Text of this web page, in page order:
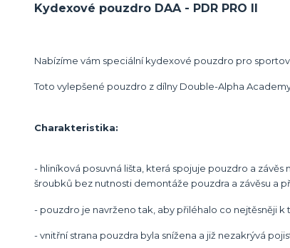
Kydexové pouzdro DAA - PDR PRO II
Nabízíme vám speciální kydexové pouzdro pro
Toto vylepšené pouzdro z dílny Double-Alpha
Charakteristika:
- hliníková posuvná lišta, která spojuje pouzdro a
šroubků bez nutnosti demontáže pouzdra a závěsu a
- pouzdro je navrženo tak, aby přiléhalo co nejtěsněji k
- vnitřní strana pouzdra byla snížena a již nezakrývá